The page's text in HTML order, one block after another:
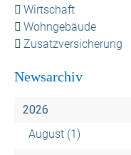
Wirtschaft
Wohngebäude
Zusatzversicherung
Newsarchiv
2026
August (1)